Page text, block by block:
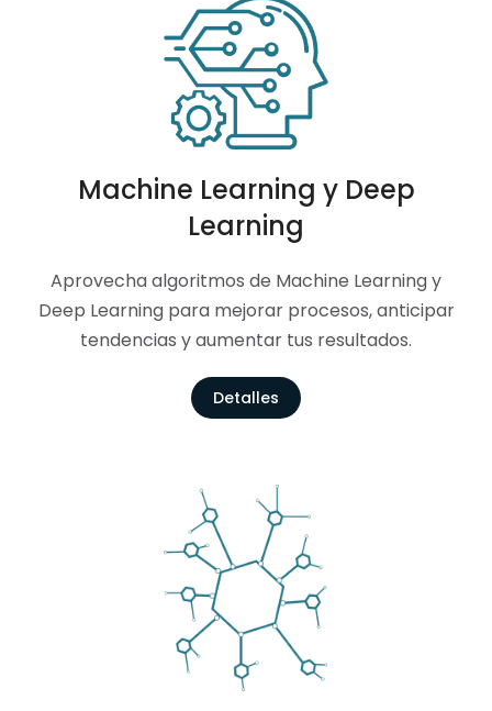
Machine Learning y Deep
Learning
Aprovecha algoritmos de Machine Learning y
Deep Learning para mejorar procesos, anticipar
tendencias y aumentar tus resultados.
Detalles